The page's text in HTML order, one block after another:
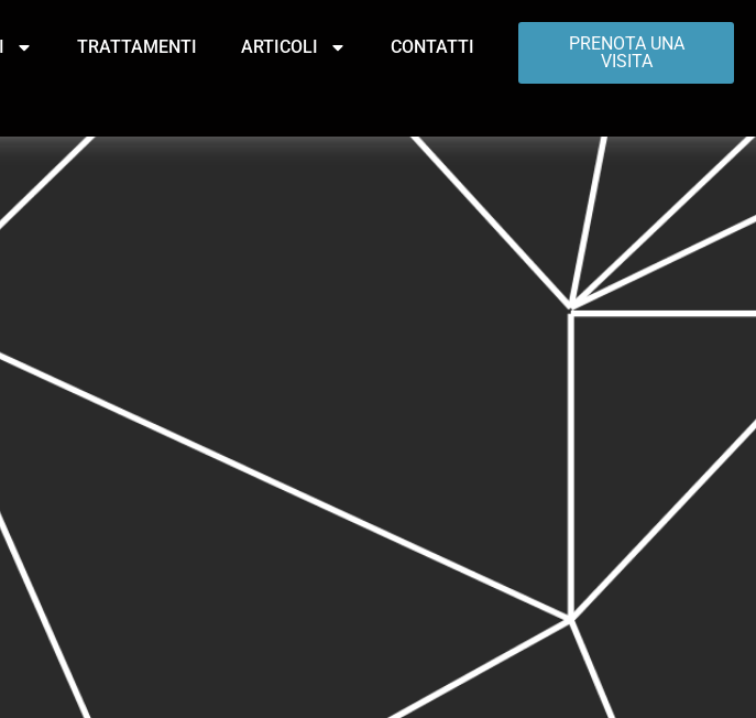
TRATTAMENTI ARTICOLI CONTATTI
PRENOTA UNA
VISITA